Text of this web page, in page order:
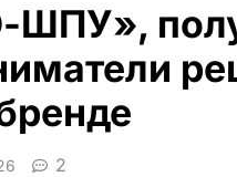
ШПУ»,
2